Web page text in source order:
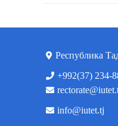
Республика
+992(37) 234-
info@iutet.tj